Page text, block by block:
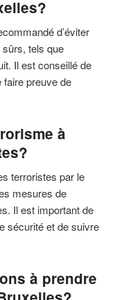
d’éviter
tels que
Il est conseillé de
preuve de
à
terroristes par le
mesures de
Il est important de
sécurité et de suivre
à prendre